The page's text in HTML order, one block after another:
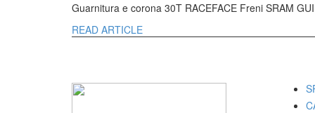
Guarnitura e corona 30T RACEFACE Freni SRAM
READ ARTICLE